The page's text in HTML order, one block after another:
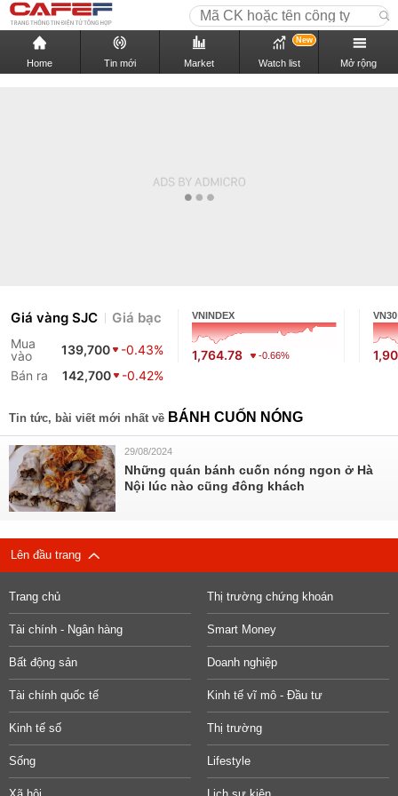
Home Tin mới Market Watch list
New
Mở rộng
Giá vàng SJC Giá bạc
Mua
vào
139,700
-0.43%
Bán ra
142,700 -0.42%
VNINDEX
1,764.78 -0.66%
VN30
Tin tức, bài viết mới nhất về BÁNH CUỐN NÓNG
29/08/2024
Những quán bánh cuốn nóng ngon ở Hà
Nội lúc nào cũng đông khách
Lên đầu trang
Trang chủ Thị trường chứng khoán
Tài chính - Ngân hàng Smart Money
Bất động sản Doanh nghiệp
Tài chính quốc tế Kinh tế vĩ mô - Đầu tư
Kinh tế số Thị trường
Sống Lifestyle